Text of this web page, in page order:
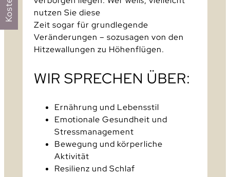
nutzen Sie diese
Zeit sogar für grundlegende
Veränderungen – sozusagen von den
Hitzewallungen zu Höhenflügen.
WIR SPRECHEN ÜBER:
Ernährung und Lebensstil
Emotionale Gesundheit und
Stressmanagement
Bewegung und körperliche
Aktivität
Resilienz und Schlaf